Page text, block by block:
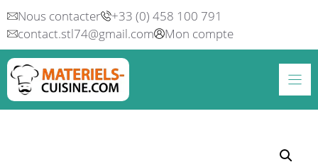
Aller
au
contenu
Nous contacter
+33 (0) 458 100 791
contact.stl74@gmail.com
Mon compte